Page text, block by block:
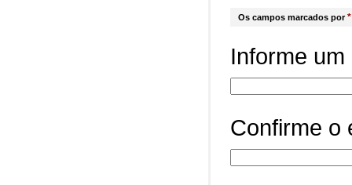
Os campos marcados por*
Informe
Confirme o